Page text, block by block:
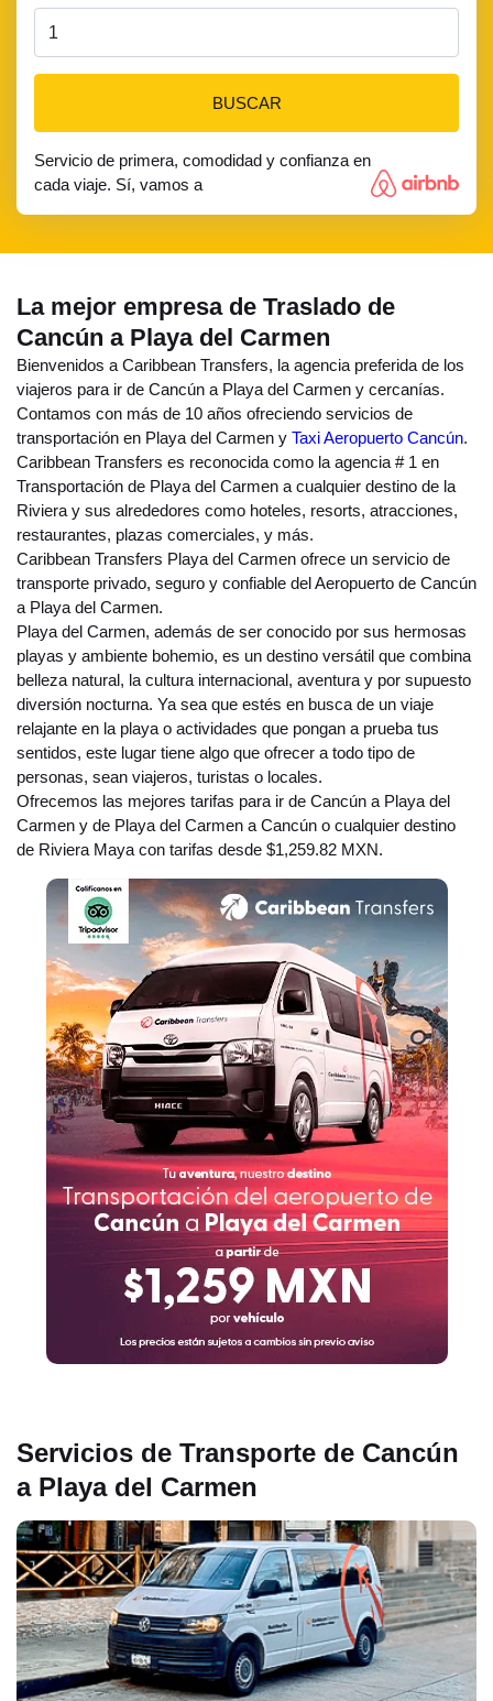
BUSCAR
Servicio de primera, comodidad y confianza en
cada viaje. Sí, vamos a
La mejor empresa de Traslado de
Cancún a Playa del Carmen
Bienvenidos a Caribbean Transfers, la agencia preferida de los
viajeros para ir de Cancún a Playa del Carmen y cercanías.
Contamos con más de 10 años ofreciendo servicios de
transportación en Playa del Carmen y Taxi Aeropuerto Cancún.
Caribbean Transfers es reconocida como la agencia # 1 en
Transportación de Playa del Carmen a cualquier destino de la
Riviera y sus alrededores como hoteles, resorts, atracciones,
restaurantes, plazas comerciales, y más.
Caribbean Transfers Playa del Carmen ofrece un servicio de
transporte privado, seguro y confiable del Aeropuerto de Cancún
a Playa del Carmen.
Playa del Carmen, además de ser conocido por sus hermosas
playas y ambiente bohemio, es un destino versátil que combina
belleza natural, la cultura internacional, aventura y por supuesto
diversión nocturna. Ya sea que estés en busca de un viaje
relajante en la playa o actividades que pongan a prueba tus
sentidos, este lugar tiene algo que ofrecer a todo tipo de
personas, sean viajeros, turistas o locales.
Ofrecemos las mejores tarifas para ir de Cancún a Playa del
Carmen y de Playa del Carmen a Cancún o cualquier destino
de Riviera Maya con tarifas desde $1,259.82 MXN.
Servicios de Transporte de Cancún
a Playa del Carmen